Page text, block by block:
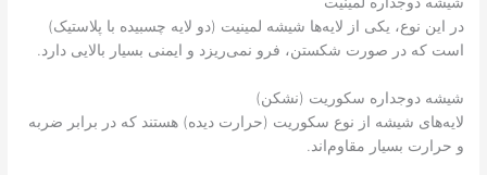
در این نوع، یکی از لایه‌ها شیشه لمینیت (دو لایه چسبیده با پلاستیک)
است که در صورت شکستن، فرو نمی‌ریزد و ایمنی بسیار بالایی دارد.
شیشه دوجداره سکوریت (نشکن)
لایه‌های شیشه از نوع سکوریت (حرارت دیده) هستند که در برابر ضربه
و حرارت بسیار مقاوم‌اند.